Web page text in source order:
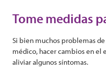
Tome medidas
Si bien muchos problemas
médico, hacer cambios en el
aliviar algunos síntomas.